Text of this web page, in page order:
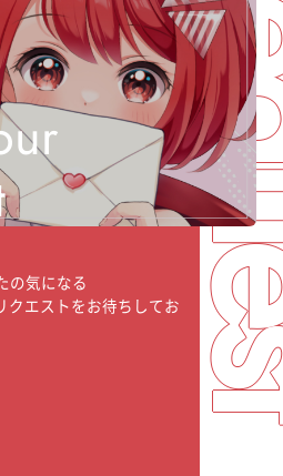
の気になる
クエストをお待ちしてお